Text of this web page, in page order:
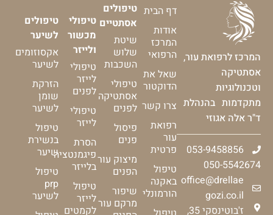
המרכז לרפואת עור,
אסתטיקה
וטכנולוגיות
מתקדמות בהנהלת
ד"ר אלה אגוזי
053-9458856
050-5542674
office@drellae
gozi.co.il
ז'בוטינסקי 35,
דף הבית
אודות
המרכז
הרפואי
שאל את
הדוקטור
צרו קשר
רפואת
עור
פרטית
טיפול
באקנה
הורמונלי
טיפולים
אסתטיים
שיטת
שלוש
השכבות
טיפולי
אסתטיקה
לפנים
פיסול
פנים
מיצוק עור
הפנים
שיפור
מרקם עור
טיפולי
מכשור
ולייזר
טיפולי
לייזר
לפנים
טיפולי
לייזר
הסרת
פיגמנטציה
בלייזר
טיפול
לייזר
לקמטים
טיפולים
לשיער
אקסוזומים
לשיער
הזרקת
שומן
לשיער
טיפול
בנשירת
שיער
טיפול
prp
לשיער